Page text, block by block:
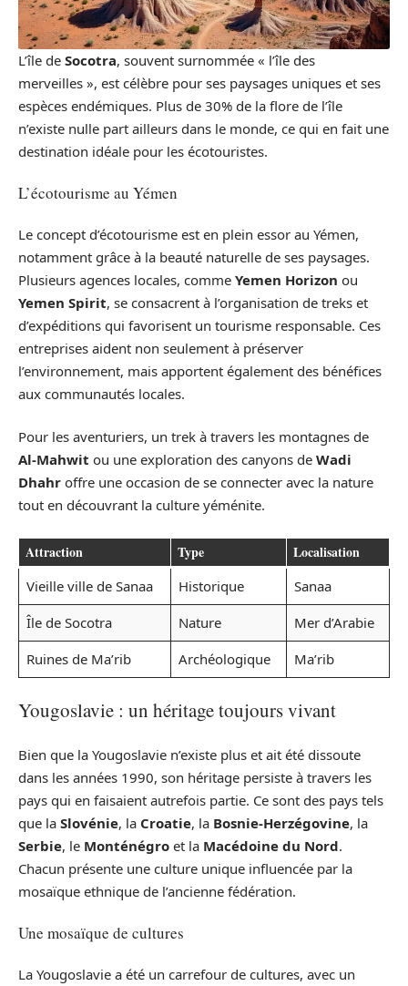
L’île de Socotra, souvent surnommée « l’île des
merveilles », est célèbre pour ses paysages uniques et ses
espèces endémiques. Plus de 30% de la flore de l’île
n’existe nulle part ailleurs dans le monde, ce qui en fait une
destination idéale pour les écotouristes.
L’écotourisme au Yémen
Le concept d’écotourisme est en plein essor au Yémen,
notamment grâce à la beauté naturelle de ses paysages.
Plusieurs agences locales, comme Yemen Horizon ou
Yemen Spirit, se consacrent à l’organisation de treks et
d’expéditions qui favorisent un tourisme responsable. Ces
entreprises aident non seulement à préserver
l’environnement, mais apportent également des bénéfices
aux communautés locales.
Pour les aventuriers, un trek à travers les montagnes de
Al-Mahwit ou une exploration des canyons de Wadi
Dhahr offre une occasion de se connecter avec la nature
tout en découvrant la culture yéménite.
Attraction Type Localisation
Vieille ville de Sanaa Historique
Sanaa
Île de Socotra
Nature
Mer d’Arabie
Ruines de Ma’rib
Archéologique Ma’rib
Yougoslavie : un héritage toujours vivant
Bien que la Yougoslavie n’existe plus et ait été dissoute
dans les années 1990, son héritage persiste à travers les
pays qui en faisaient autrefois partie. Ce sont des pays tels
que la Slovénie, la Croatie, la Bosnie-Herzégovine, la
Serbie, le Monténégro et la Macédoine du Nord.
Chacun présente une culture unique influencée par la
mosaïque ethnique de l’ancienne fédération.
Une mosaïque de cultures
La Yougoslavie a été un carrefour de cultures, avec un